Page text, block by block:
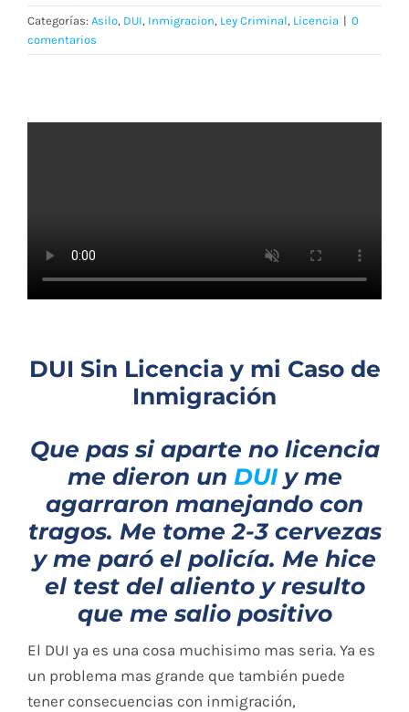
Categorías: Asilo, DUI, Inmigracion, Ley Criminal, Licencia | 0
comentarios
DUI Sin Licencia y mi Caso de
Inmigración
Que pas si aparte no licencia
me dieron un DUIy me
agarraron manejando con
tragos. Me tome 2-3 cervezas
y me paró el policía. Me hice
el test del aliento y resulto
que me salio positivo
El DUI ya es una cosa muchisimo mas seria. Ya es
un problema mas grande que también puede
tener consecuencias con inmigración,